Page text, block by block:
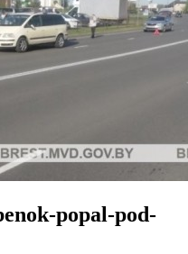
popal-pod-